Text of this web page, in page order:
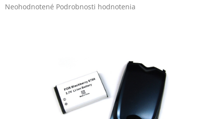
Priemerné
Neohodnotené Podrobnosti hodnotenia